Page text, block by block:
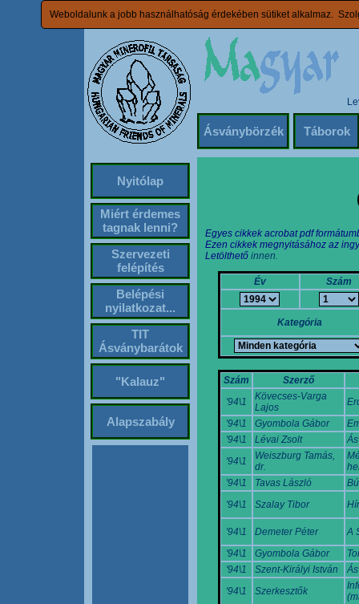
Weboldalunk a jobb használhatóság érdekében sütiket alkalmaz.
Ásványbörzék Táborok
Nyitólap
Miért érdemes
tagnak lenni?
Szervezeti
felépítés
Belépési
nyilatkozat...
TIT
Ásványbarátok
"Kalauz"
Alapszabály
Egyes cikkek acrobat pdf
Ezen cikkek megnyitásához az
Letölthető innen.
Év Szám
Kategória
Szám
Szerző
'94\1
Kövecses-Varga
Lajos
'94\1
Gyombola Gábor
'94\1
Lévai Zsolt
'94\1
Weiszburg Tamás,
dr.
'94\1
Tavas László
'94\1
Szalay Tibor
'94\1 Demeter Péter
A
'94\1
Gyombola Gábor
'94\1
Szent-Királyi István
'94\1
Szerkesztők